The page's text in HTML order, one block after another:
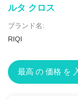
ルタ クロス
ブランド名:
RIQI
最高 の 価格 を